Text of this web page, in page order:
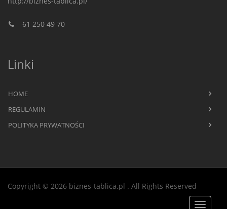
61 250 49 70
Linki
HOME
REGULAMIN
POLITYKA PRYWATNOŚCI
Copyright © 2026 biznes-tablica.pl . All Rights Reserved
Toggle